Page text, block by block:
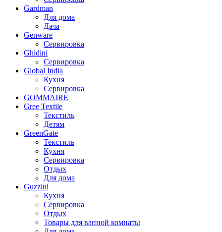
Gardman
Для дома
Дача
Genware
Сервировка
Ghidini
Сервировка
Global India
Кухня
Сервировка
GOMMAIRE
Gree Textile
Текстиль
Детям
GreenGate
Текстиль
Кухня
Сервировка
Отдых
Для дома
Guzzini
Кухня
Сервировка
Отдых
Товары для ванной комнаты